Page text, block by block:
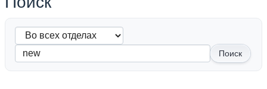
Поиск